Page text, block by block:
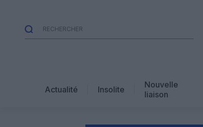
Actualité Insolite
Nouvelle
liaison